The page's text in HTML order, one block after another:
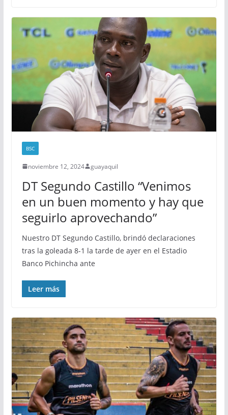
BSC
noviembre 12, 2024 guayaquil
DT Segundo Castillo “Venimos
en un buen momento y hay que
seguirlo aprovechando”
Nuestro DT Segundo Castillo, brindó declaraciones
tras la goleada 8-1 la tarde de ayer en el Estadio
Banco Pichincha ante
Leer más